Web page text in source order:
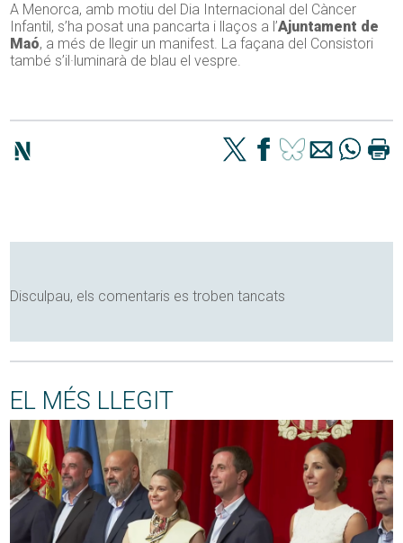
A Menorca, amb motiu del Dia Internacional del Càncer
Infantil, s’ha posat una pancarta i llaços a l’Ajuntament de
Maó, a més de llegir un manifest. La façana del Consistori
també s’il·luminarà de blau el vespre.
Disculpau, els comentaris es troben tancats
EL MÉS LLEGIT